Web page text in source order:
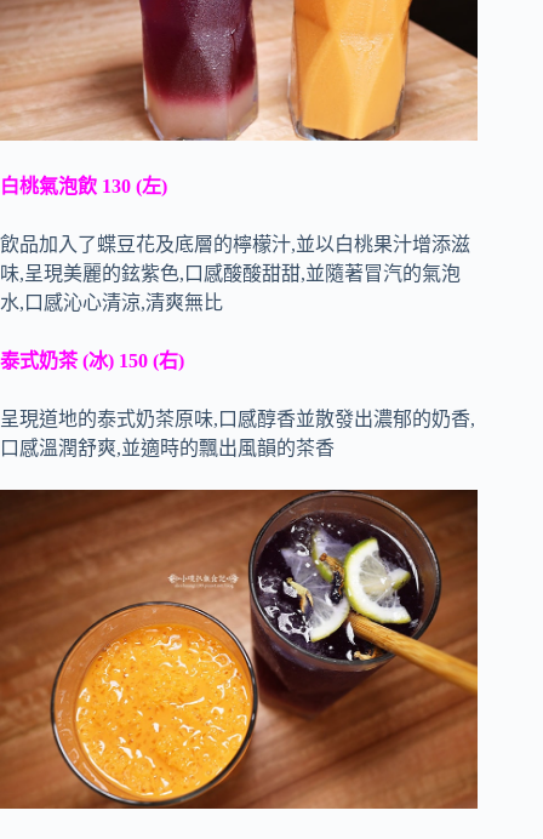
白桃氣泡飲 130 (左)
飲品加入了蝶豆花及底層的檸檬汁,並以白桃果汁增添滋
味,呈現美麗的鉉紫色,口感酸酸甜甜,並隨著冒汽的氣泡
水,口感沁心清涼,清爽無比
泰式奶茶 (冰) 150 (右)
呈現道地的泰式奶茶原味,口感醇香並散發出濃郁的奶香,
口感溫潤舒爽,並適時的飄出風韻的茶香